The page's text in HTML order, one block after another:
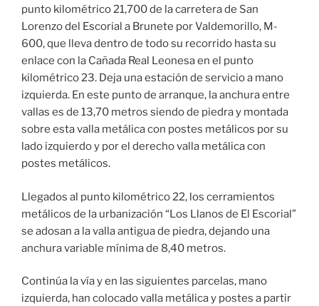
punto kilométrico 21,700 de la carretera de San
Lorenzo del Escorial a Brunete por Valdemorillo, M-
600, que lleva dentro de todo su recorrido hasta su
enlace con la Cañada Real Leonesa en el punto
kilométrico 23. Deja una estación de servicio a mano
izquierda. En este punto de arranque, la anchura entre
vallas es de 13,70 metros siendo de piedra y montada
sobre esta valla metálica con postes metálicos por su
lado izquierdo y por el derecho valla metálica con
postes metálicos.
Llegados al punto kilométrico 22, los cerramientos
metálicos de la urbanización “Los Llanos de El Escorial”
se adosan a la valla antigua de piedra, dejando una
anchura variable mínima de 8,40 metros.
Continúa la vía y en las siguientes parcelas, mano
izquierda, han colocado valla metálica y postes a partir